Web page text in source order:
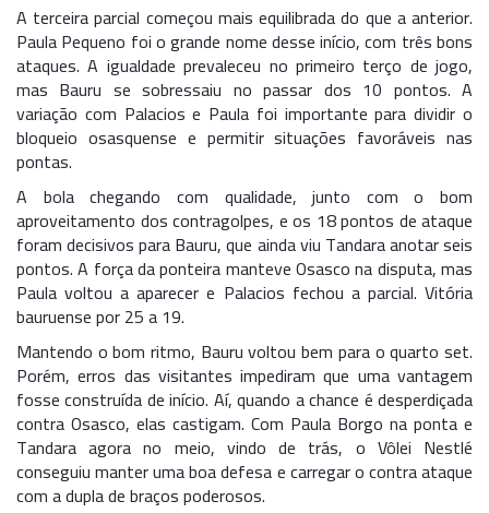
A terceira parcial começou mais equilibrada do que a anterior.
Paula Pequeno foi o grande nome desse início, com três bons
ataques. A igualdade prevaleceu no primeiro terço de jogo,
mas Bauru se sobressaiu no passar dos 10 pontos. A
variação com Palacios e Paula foi importante para dividir o
bloqueio osasquense e permitir situações favoráveis nas
pontas.
A bola chegando com qualidade, junto com o bom
aproveitamento dos contragolpes, e os 18 pontos de ataque
foram decisivos para Bauru, que ainda viu Tandara anotar seis
pontos. A força da ponteira manteve Osasco na disputa, mas
Paula voltou a aparecer e Palacios fechou a parcial. Vitória
bauruense por 25 a 19.
Mantendo o bom ritmo, Bauru voltou bem para o quarto set.
Porém, erros das visitantes impediram que uma vantagem
fosse construída de início. Aí, quando a chance é desperdiçada
contra Osasco, elas castigam. Com Paula Borgo na ponta e
Tandara agora no meio, vindo de trás, o Vôlei Nestlé
conseguiu manter uma boa defesa e carregar o contra ataque
com a dupla de braços poderosos.